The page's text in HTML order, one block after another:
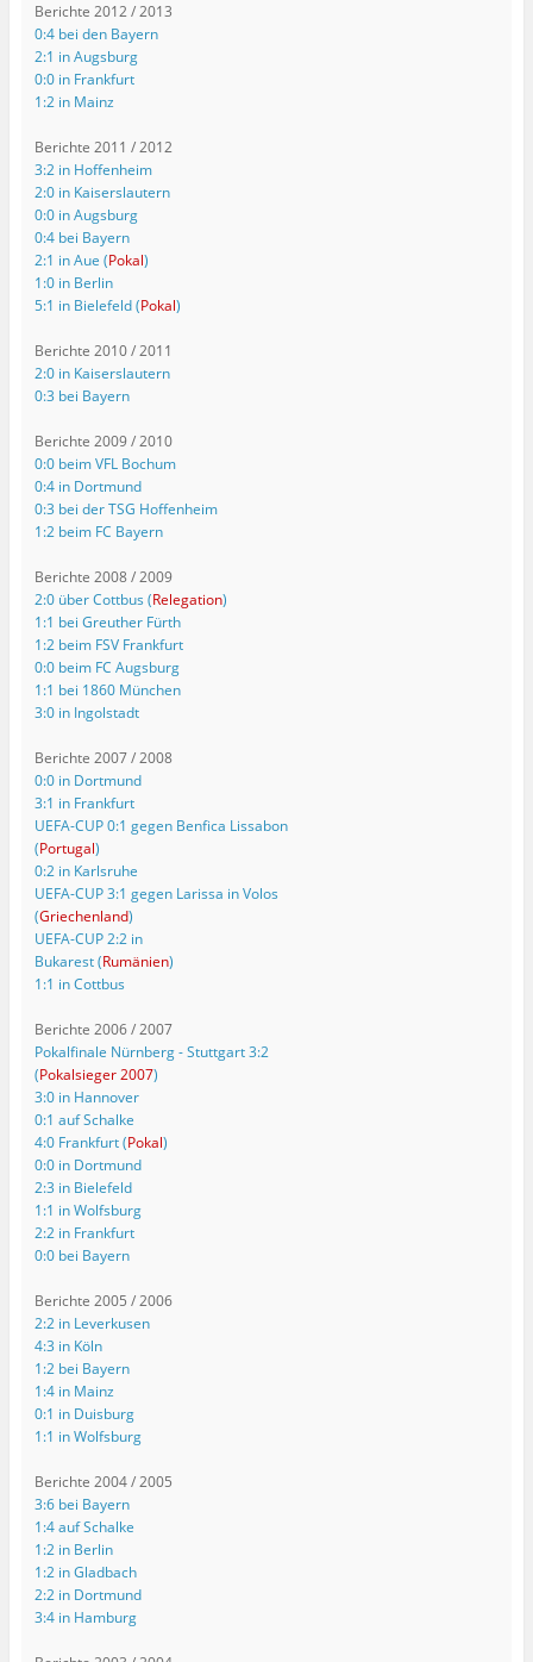
Berichte 2012 / 2013
0:4 bei den Bayern
2:1 in Augsburg
0:0 in Frankfurt
1:2 in Mainz
Berichte 2011 / 2012
3:2 in Hoffenheim
2:0 in Kaiserslautern
0:0 in Augsburg
0:4 bei Bayern
2:1 in Aue (Pokal)
1:0 in Berlin
5:1 in Bielefeld (Pokal)
Berichte 2010 / 2011
2:0 in Kaiserslautern
0:3 bei Bayern
Berichte 2009 / 2010
0:0 beim VFL Bochum
0:4 in Dortmund
0:3 bei der TSG Hoffenheim
1:2 beim FC Bayern
Berichte 2008 / 2009
2:0 über Cottbus (Relegation)
1:1 bei Greuther Fürth
1:2 beim FSV Frankfurt
0:0 beim FC Augsburg
1:1 bei 1860 München
3:0 in Ingolstadt
Berichte 2007 / 2008
0:0 in Dortmund
3:1 in Frankfurt
UEFA-CUP 0:1 gegen Benfica Lissabon
(Portugal)
0:2 in Karlsruhe
UEFA-CUP 3:1 gegen Larissa in Volos
(Griechenland)
UEFA-CUP 2:2 in
Bukarest (Rumänien)
1:1 in Cottbus
Berichte 2006 / 2007
Pokalfinale Nürnberg - Stuttgart 3:2
(Pokalsieger 2007)
3:0 in Hannover
0:1 auf Schalke
4:0 Frankfurt (Pokal)
0:0 in Dortmund
2:3 in Bielefeld
1:1 in Wolfsburg
2:2 in Frankfurt
0:0 bei Bayern
Berichte 2005 / 2006
2:2 in Leverkusen
4:3 in Köln
1:2 bei Bayern
1:4 in Mainz
0:1 in Duisburg
1:1 in Wolfsburg
Berichte 2004 / 2005
3:6 bei Bayern
1:4 auf Schalke
1:2 in Berlin
1:2 in Gladbach
2:2 in Dortmund
3:4 in Hamburg